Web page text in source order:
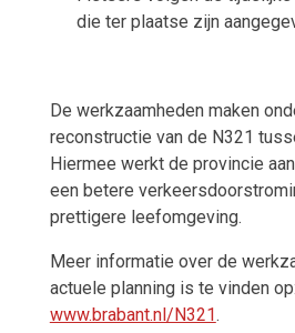
die ter plaatse zijn
De werkzaamheden maken
reconstructie van de N321
Hiermee werkt de provincie
een betere
prettigere leefomgeving.
Meer informatie over de
actuele planning is te vinden op:
www.brabant.nl/N321.